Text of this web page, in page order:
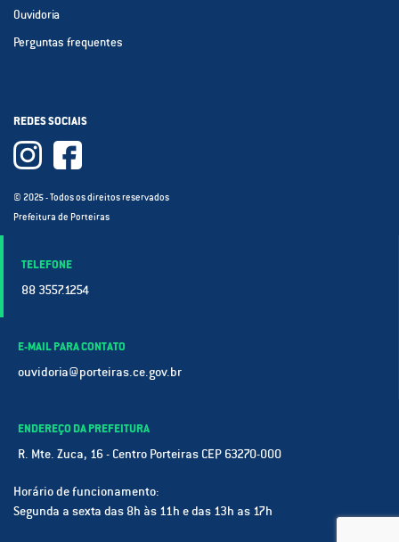
Ouvidoria
Perguntas frequentes
REDES SOCIAIS
© 2025 - Todos os direitos reservados
Prefeitura de Porteiras
TELEFONE
88 3557.1254
E-MAIL PARA CONTATO
ouvidoria@porteiras.ce.gov.br
ENDEREÇO DA PREFEITURA
R. Mte. Zuca, 16 - Centro Porteiras CEP 63270-000
Horário de funcionamento:
Segunda a sexta das 8h às 11h e das 13h as 17h